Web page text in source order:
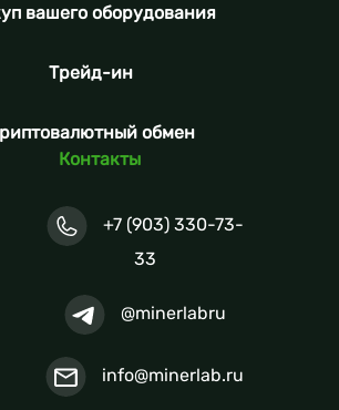
вашего оборудования
Трейд-ин
обмен
Контакты
+7 (903) 330-73-
33
@minerlabru
info@minerlab.ru